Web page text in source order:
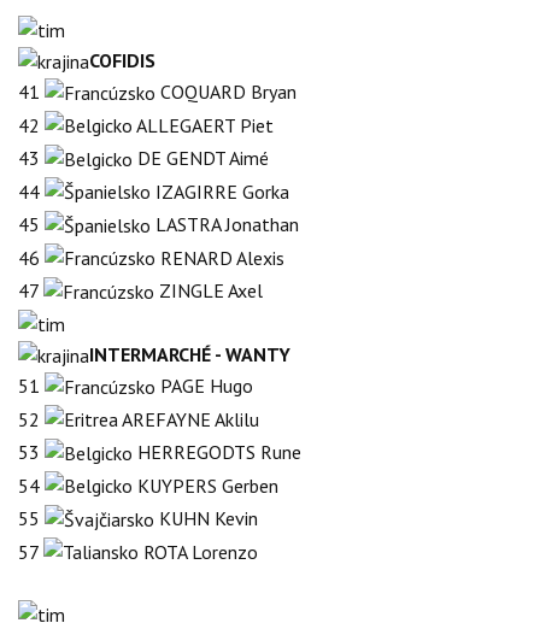
COFIDIS
41
COQUARD Bryan
42
ALLEGAERT Piet
43
DE GENDT Aimé
44
IZAGIRRE Gorka
45
LASTRA Jonathan
46
RENARD Alexis
47
ZINGLE Axel
INTERMARCHÉ - WANTY
51
PAGE Hugo
52
AREFAYNE Aklilu
53
HERREGODTS Rune
54
KUYPERS Gerben
55
KUHN Kevin
57
ROTA Lorenzo